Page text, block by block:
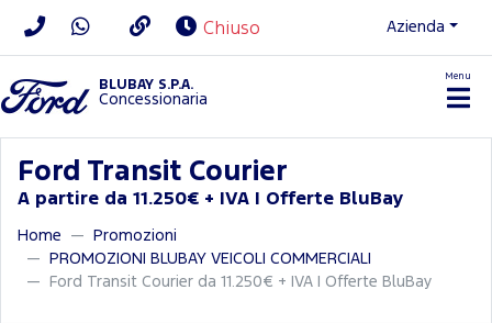
Chiuso Azienda
BLUBAY S.P.A.
Concessionaria
Menu
Ford Transit Courier
A partire da 11.250€ + IVA | Offerte BluBay
Home
Promozioni
PROMOZIONI BLUBAY VEICOLI COMMERCIALI
Ford Transit Courier da 11.250€ + IVA | Offerte BluBay